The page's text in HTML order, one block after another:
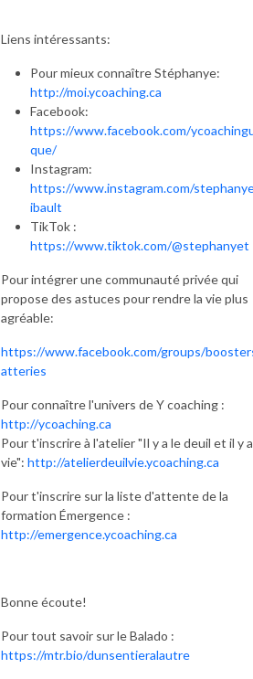
Liens intéressants:
Pour mieux connaître Stéphanye:
http://moi.ycoaching.ca
Facebook:
https://www.facebook.com/
que/
Instagram:
https://www.instagram.com/
ibault
TikTok :
https://www.tiktok.com/@stephanyet
Pour intégrer une communauté privée qui
propose des astuces pour rendre la vie plus
agréable:
https://www.facebook.com/groups/
atteries
Pour connaître l'univers de Y coaching :
http://ycoaching.ca
Pour t'inscrire à l'atelier "Il y a le deuil et il y
vie": http://atelierdeuilvie.ycoaching.ca
Pour t'inscrire sur la liste d'attente de la
formation Émergence :
http://emergence.ycoaching.ca
Bonne écoute!
Pour tout savoir sur le Balado :
https://mtr.bio/dunsentieralautre